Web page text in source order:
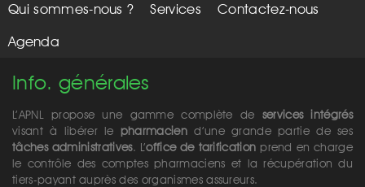
Qui sommes-nous ?
Services
Contactez-nous
Agenda
Info. générales
L’APNL propose une gamme complète de services intégrés
visant à libérer le pharmacien d’une grande partie de ses
tâches administratives. L’office de tarification prend en charge
le contrôle des comptes pharmaciens et la récupération du
tiers-payant auprès des organismes assureurs.